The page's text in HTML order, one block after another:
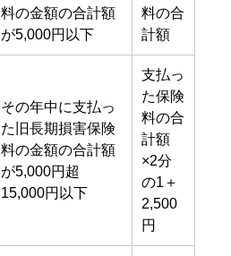
料の金額の合計額
が5,000円以下
料の合
計額
その年中に支払っ
た旧長期損害保険
料の金額の合計額
が5,000円超
15,000円以下
支払っ
た保険
料の合
計額
×2分
の1＋
2,500
円